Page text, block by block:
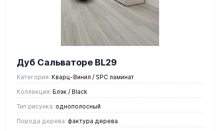
Дуб Сальваторе BL29
Категория: Кварц-Винил / SPC ламинат
Коллекция: Блэк / Black
Тип рисунка: однополосный
Порода дерева: фактура дерева